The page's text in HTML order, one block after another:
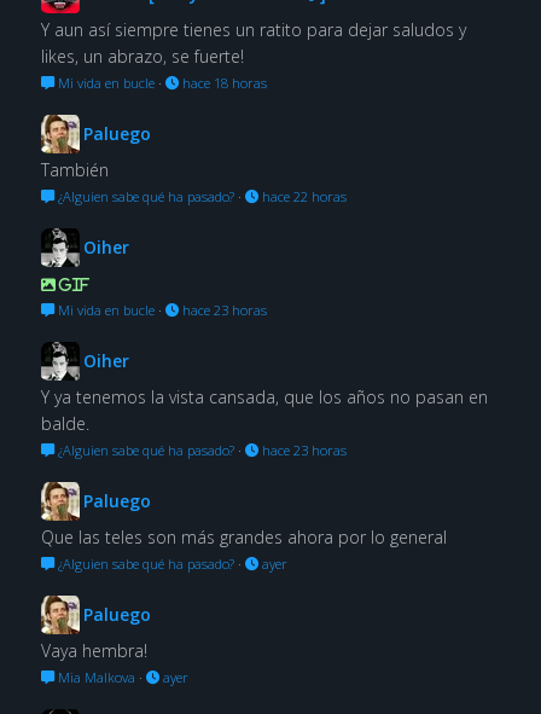
Y aun así siempre tienes un ratito para dejar saludos y
likes, un abrazo, se fuerte!
Mi vida en bucle· hace 18 horas
Paluego
También
¿Alguien sabe qué ha pasado?· hace 22 horas
Oiher
GIF
Mi vida en bucle· hace 23 horas
Oiher
Y ya tenemos la vista cansada, que los años no pasan en
balde.
¿Alguien sabe qué ha pasado?· hace 23 horas
Paluego
Que las teles son más grandes ahora por lo general
¿Alguien sabe qué ha pasado?· ayer
Paluego
Vaya hembra!
Mia Malkova · ayer